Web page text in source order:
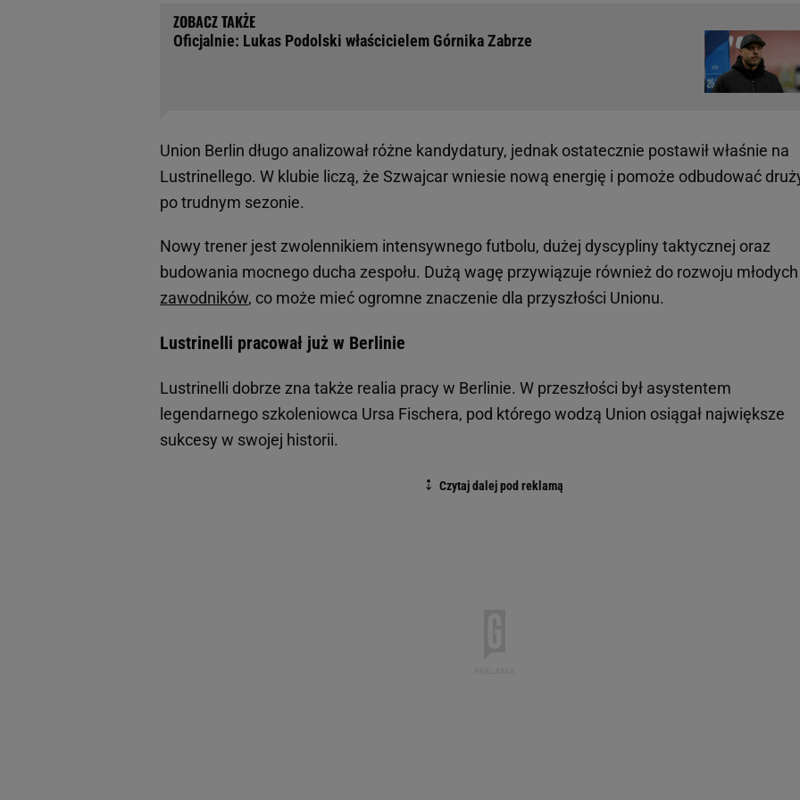
Oficjalnie: Lukas Podolski właścicielem Górnika Zabrze
Union Berlin długo analizował różne kandydatury, jednak ostatecznie postawił właśnie na
Lustrinellego. W klubie liczą, że Szwajcar wniesie nową energię i pomoże odbudować
po trudnym sezonie.
Nowy trener jest zwolennikiem intensywnego futbolu, dużej dyscypliny taktycznej oraz
budowania mocnego ducha zespołu. Dużą wagę przywiązuje również do rozwoju młodych
zawodników, co może mieć ogromne znaczenie dla przyszłości Unionu.
Lustrinelli pracował już w Berlinie
Lustrinelli dobrze zna także realia pracy w Berlinie. W przeszłości był asystentem
legendarnego szkoleniowca Ursa Fischera, pod którego wodzą Union osiągał największe
sukcesy w swojej historii.